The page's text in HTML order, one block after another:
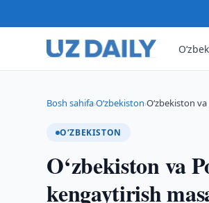
Bosh sahifa›O‘zbekiston›O‘zbekiston
O‘ZBEKISTON
O‘zbekiston va
kengaytirish